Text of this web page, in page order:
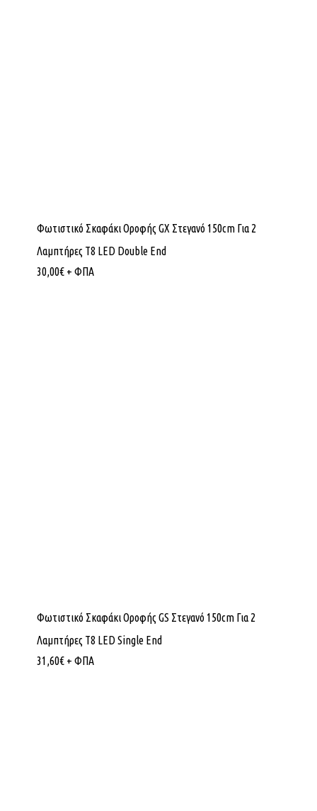
Φωτιστικό Σκαφάκι Οροφής GX Στεγανό 150cm Για 2
Λαμπτήρες T8 LED Double End
30,00€ + ΦΠΑ
Φωτιστικό Σκαφάκι Οροφής GS Στεγανό 150cm Για 2
Λαμπτήρες T8 LED Single End
31,60€ + ΦΠΑ